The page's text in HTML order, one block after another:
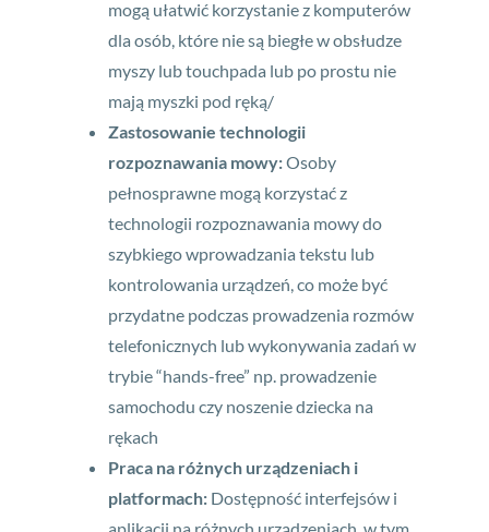
mogą ułatwić korzystanie z komputerów
dla osób, które nie są biegłe w obsłudze
myszy lub touchpada lub po prostu nie
mają myszki pod ręką/
Zastosowanie technologii
rozpoznawania mowy:Osoby
pełnosprawne mogą korzystać z
technologii rozpoznawania mowy do
szybkiego wprowadzania tekstu lub
kontrolowania urządzeń, co może być
przydatne podczas prowadzenia rozmów
telefonicznych lub wykonywania zadań w
trybie “hands-free” np. prowadzenie
samochodu czy noszenie dziecka na
rękach
Praca na różnych urządzeniach i
platformach: Dostępność interfejsów i
aplikacji na różnych urządzeniach, w tym